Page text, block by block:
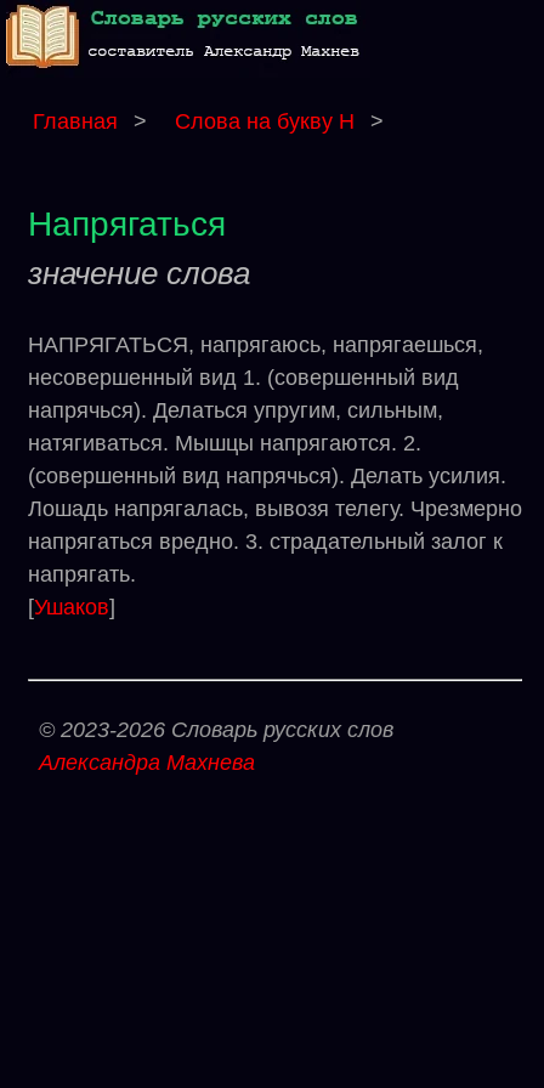
Главная > Слова на букву Н >
Напрягаться
значение слова
НАПРЯГАТЬСЯ, напрягаюсь, напрягаешься,
несовершенный вид 1. (совершенный вид
напрячься). Делаться упругим, сильным,
натягиваться. Мышцы напрягаются. 2.
(совершенный вид напрячься). Делать усилия.
Лошадь напрягалась, вывозя телегу. Чрезмерно
напрягаться вредно. 3. страдательный залог к
напрягать.
[Ушаков]
© 2023-2026 Словарь русских слов
Александра Махнева